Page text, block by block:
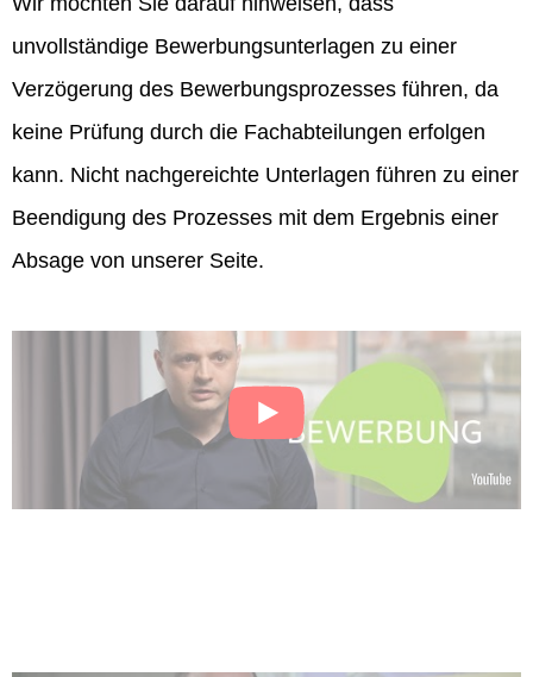
unvollständige Bewerbungsunterlagen zu einer
Verzögerung des Bewerbungsprozesses führen, da
keine Prüfung durch die Fachabteilungen erfolgen
kann. Nicht nachgereichte Unterlagen führen zu einer
Beendigung des Prozesses mit dem Ergebnis einer
Absage von unserer Seite.